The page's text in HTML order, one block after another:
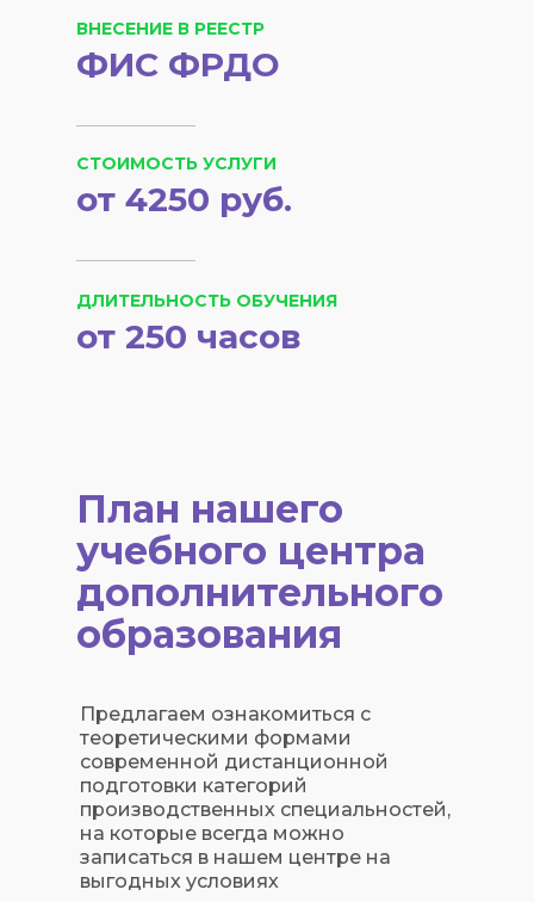
ВНЕСЕНИЕ В РЕЕСТР
ФИС ФРДО
ДЛИТЕЛЬНОСТЬ ОБУЧЕНИЯ
СТОИМОСТЬ УСЛУГИ
от 250 часов
от 4250 руб.
План нашего
учебного центра
дополнительного
образования
Предлагаем ознакомиться с
теоретическими формами
современной дистанционной
подготовки категорий
производственных специальностей,
на которые всегда можно
записаться в нашем центре на
выгодных условиях